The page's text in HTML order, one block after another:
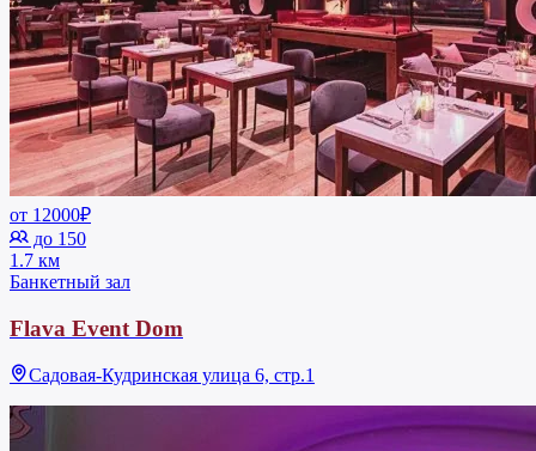
от 12000₽
до 150
1.7 км
Банкетный зал
Flava Event Dom
Садовая-Кудринская улица 6, стр.1